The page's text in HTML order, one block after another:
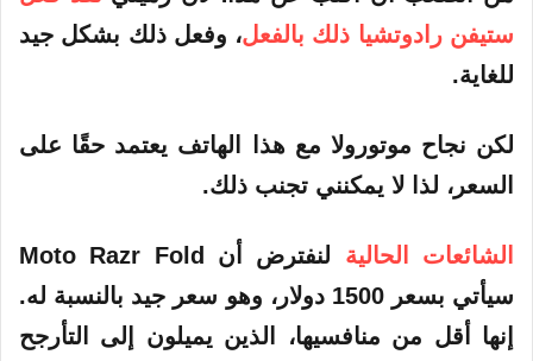
ستيفن رادوتشيا ذلك بالفعل، وفعل ذلك بشكل جيد
للغاية.
لكن نجاح موتورولا مع هذا الهاتف يعتمد حقًا على
السعر، لذا لا يمكنني تجنب ذلك.
الشائعات الحالية
لنفترض أن Moto Razr Fold
سيأتي بسعر 1500 دولار، وهو سعر جيد بالنسبة له.
إنها أقل من منافسيها، الذين يميلون إلى التأرجح